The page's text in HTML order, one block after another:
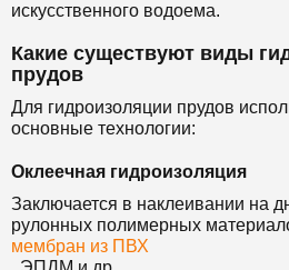
искусственного водоема.
Какие существуют виды
прудов
Для гидроизоляции прудов
основные технологии:
Оклеечная гидроизоляция
Заключается в наклеивании на
рулонных полимерных
мембран из ПВХ